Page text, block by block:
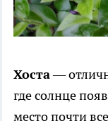
Хоста—
где солнце
место почти